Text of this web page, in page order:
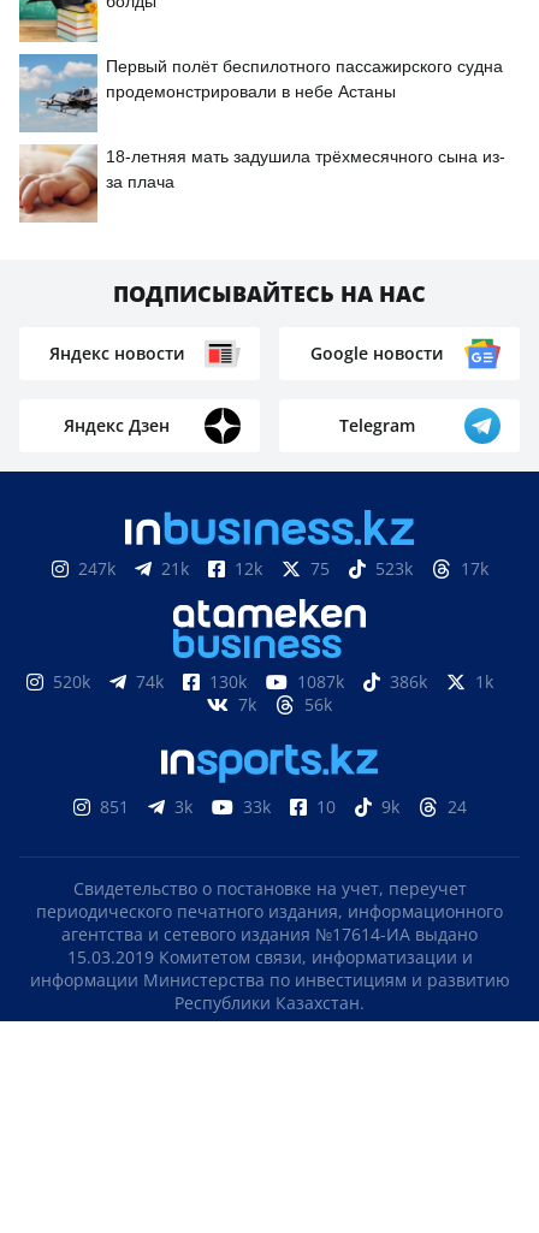
Первый полёт беспилотного пассажирского судна
продемонстрировали в небе Астаны
18-летняя мать задушила трёхмесячного сына из-
за плача
ПОДПИСЫВАЙТЕСЬ НА НАС
Яндекс новости Google новости
Яндекс Дзен Telegram
247k 21k 12k 75 523k 17k
520k 74k 130k 1087k 386k
1k
7k
56k
851 3k 33k 10 9k 24
Свидетельство о постановке на учет, переучет
периодического печатного издания, информационного
агентства и сетевого издания №17614-ИА выдано
15.03.2019 Комитетом связи, информатизации и
информации Министерства по инвестициям и развитию
Республики Казахстан.